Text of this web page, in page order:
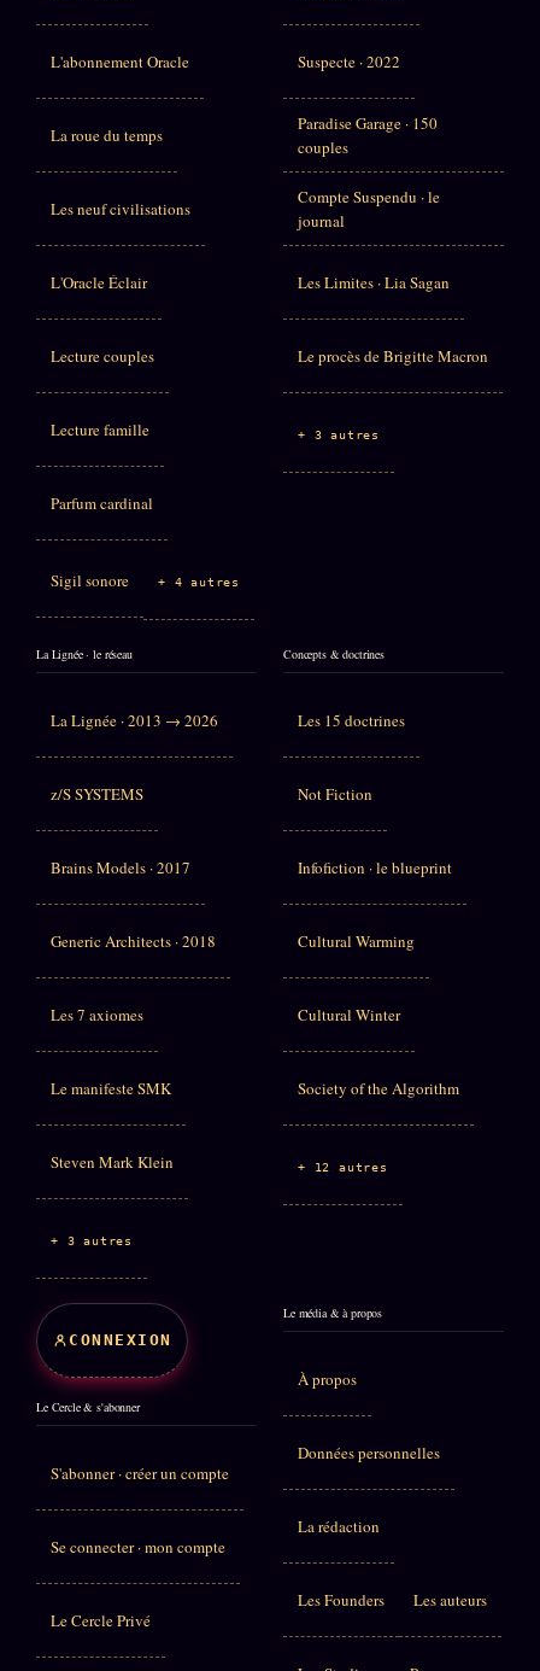
L'abonnement Oracle
La roue du temps
Les neuf civilisations
L'Oracle Éclair
Lecture couples
Lecture famille
Parfum cardinal
Sigil sonore + 4 autres
Suspecte · 2022
Paradise Garage · 150
couples
Compte Suspendu · le
journal
Les Limites · Lia Sagan
Le procès de Brigitte Macron
+ 3 autres
La Lignée · le réseau
La Lignée · 2013 → 2026
z/S SYSTEMS
Brains Models · 2017
Generic Architects · 2018
Les 7 axiomes
Le manifeste SMK
Steven Mark Klein
+ 3 autres
Concepts & doctrines
Les 15 doctrines
Not Fiction
Infofiction · le blueprint
Cultural Warming
Cultural Winter
Society of the Algorithm
+ 12 autres
CONNEXION
Le Cercle & s'abonner
S'abonner · créer un compte
Se connecter · mon compte
Le Cercle Privé
Le média & à propos
À propos
Données personnelles
La rédaction
Les Founders Les auteurs